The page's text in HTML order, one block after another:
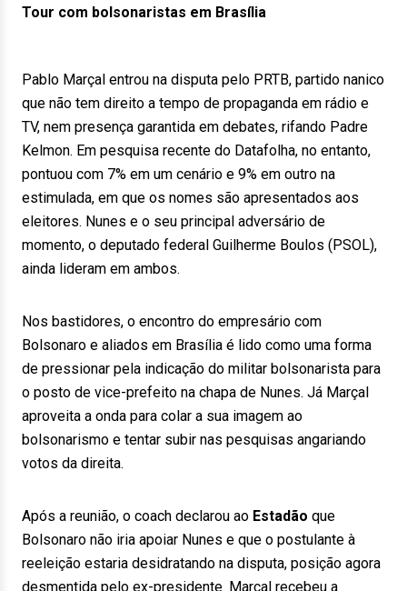
Tour com bolsonaristas em Brasília
Pablo Marçal entrou na disputa pelo PRTB, partido nanico
que não tem direito a tempo de propaganda em rádio e
TV, nem presença garantida em debates, rifando Padre
Kelmon. Em pesquisa recente do Datafolha, no entanto,
pontuou com 7% em um cenário e 9% em outro na
estimulada, em que os nomes são apresentados aos
eleitores. Nunes e o seu principal adversário de
momento, o deputado federal Guilherme Boulos (PSOL),
ainda lideram em ambos.
Nos bastidores, o encontro do empresário com
Bolsonaro e aliados em Brasília é lido como uma forma
de pressionar pela indicação do militar bolsonarista para
o posto de vice-prefeito na chapa de Nunes. Já Marçal
aproveita a onda para colar a sua imagem ao
bolsonarismo e tentar subir nas pesquisas angariando
votos da direita.
Após a reunião, o coach declarou ao Estadão que
Bolsonaro não iria apoiar Nunes e que o postulante à
reeleição estaria desidratando na disputa, posição agora
desmentida pelo ex-presidente. Marçal recebeu a